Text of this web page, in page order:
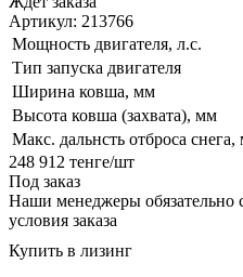
Артикул: 213766
Мощность двигателя, л.с.
Тип запуска двигателя
Ширина ковша, мм
Высота ковша (захвата), мм
Макс. дальнсть отброса снега,
248 912 тенге/шт
Под заказ
Наши менеджеры обязательно
условия заказа
Купить в лизинг